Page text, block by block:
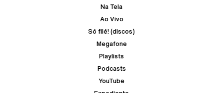
Na Tela
Ao Vivo
Só filé! (discos)
Megafone
Playlists
Podcasts
YouTube